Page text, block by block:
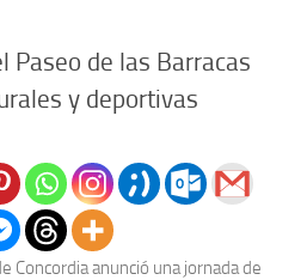
Paseo de las Barracas
y deportivas
Concordia anunció una jornada de